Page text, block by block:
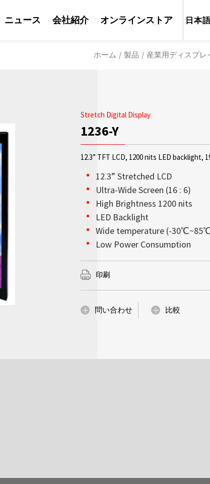
OLED透明ディスプレイは、高い透明性
鮮やかな輝度を兼ね備え、コンテンツ
んでいるかのような視覚體験を実現し
で超薄型の設計により、ガラス面と一
な設置性を備え、サイズの小売店のシ
示会、企業のロビー、デジタルサイネ
詳細はこちら
ソリューション
高輝度ディスプレイと組込みコンピュ
で、当社の高性能統合ソリューション
ーズへ確実に対処します。
日光可読性はLitemax創立以来の中核技
り、Litemaxが提供するディスプレイ
以上を確保しています。高輝度により
の下で完璧な視覚的可読性が得られます
詳細はこちら
Litemaxの営業担当者とビジネスニーズ
ニュース
Litemaxからの最新のニュースと情報を
会社紹介
会社紹介
会社情報
スプレイにおいて堅固な名声を築いて
供内容は他にも多岐にわたります。サ
詳細はこちら
オンラインストア 日本
ホーム / 製品 / 産業用ディスプレ
Stretch Digital Display
1236-Y
12.3” TFT LCD, 1200 nits LED backlight,
12.3” Stretched LCD
Ultra-Wide Screen (16 : 6)
High Brightness 1200 nits
LED Backlight
Wide temperature (-
Low Power Consumption
BL MTBF: 30,000 hours
印刷
問い合わせ 比較